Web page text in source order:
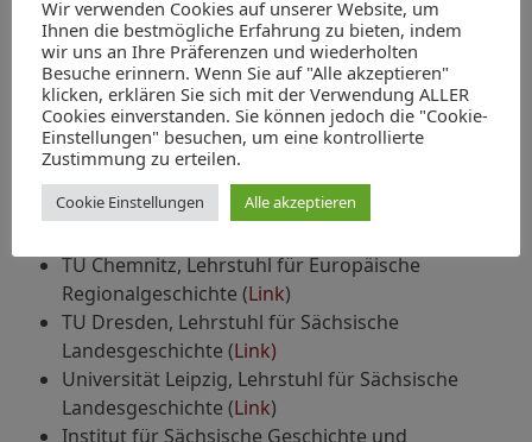
Universitäten sind Orte der Forschung und Lehre.
Ergänzung finden Sie in außeruniversitären
Forschungseinrichtungen. Sie finden hier einen
Einblick in die zu Themenfeldern der sächsischen
Landesgeschichte arbeitende
Wissenschaftslandschaft.
TU Chemnitz, Lehrstuhl für Europäische
Regionalgeschichte (Link)
TU Dresden, Lehrstuhl für Sächsische
Landesgeschichte (Link)
Universität Leipzig, Lehrstuhl für Sächsische
Landesgeschichte (Link)
Institut für Sächsische Geschichte und
Wir verwenden Cookies auf unserer Website, um
Ihnen die bestmögliche Erfahrung zu bieten, indem
wir uns an Ihre Präferenzen und wiederholten
Besuche erinnern. Wenn Sie auf "Alle akzeptieren"
klicken, erklären Sie sich mit der Verwendung ALLER
Cookies einverstanden. Sie können jedoch die "Cookie-
Einstellungen" besuchen, um eine kontrollierte
Zustimmung zu erteilen.
Cookie Einstellungen Alle akzeptieren